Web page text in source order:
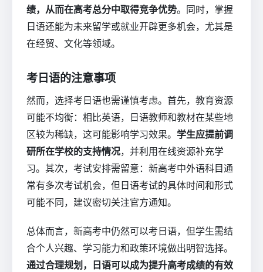
绩，从而在高考总分中取得竞争优势。同时，掌握
日语还能为未来留学或就业开辟更多机会，尤其是
在经贸、文化等领域。
考日语的注意事项
然而，选择考日语也需谨慎考虑。首先，教育资源
可能不均衡：相比英语，日语教师和教材在某些地
区较为稀缺，这可能影响学习效果。 学生应提前调
研所在学校的支持情况，并利用在线资源补充学
习。其次，考试安排需留意：新高考中外语科目通
常有多次考试机会，但日语考试的具体时间和形式
可能不同，建议密切关注官方通知。
总体而言，新高考中仍然可以考日语，但学生需结
合个人兴趣、学习能力和政策环境做出明智选择。
通过合理规划，日语可以成为提升高考成绩的有效